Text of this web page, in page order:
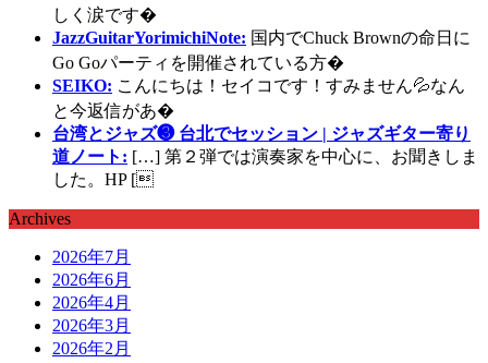
しく涙です�
JazzGuitarYorimichiNote: 国内でChuck Brownの命日に
Go Goパーティを開催されている方�
SEIKO: こんにちは！セイコです！すみません💦なん
と今返信があ�
台湾とジャズ❸ 台北でセッション | ジャズギター寄り
道ノート: […] 第２弾では演奏家を中心に、お聞きしま
した。HP [
Archives
2026年7月
2026年6月
2026年4月
2026年3月
2026年2月